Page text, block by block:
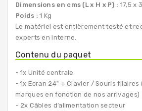
Dimensions en cms (L x H x P) : 17,5 x
Poids :1 Kg
Le matériel est entièrement testé et
experts en interne.
Contenu du paquet
- 1x Unité centrale
- 1x Ecran 24" + Clavier / Souris filaires
marques en fonction de nos arrivages)
- 2x Câbles d’alimentation secteur